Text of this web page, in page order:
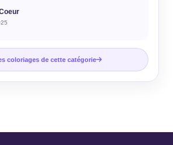
coloriages de cette catégorie